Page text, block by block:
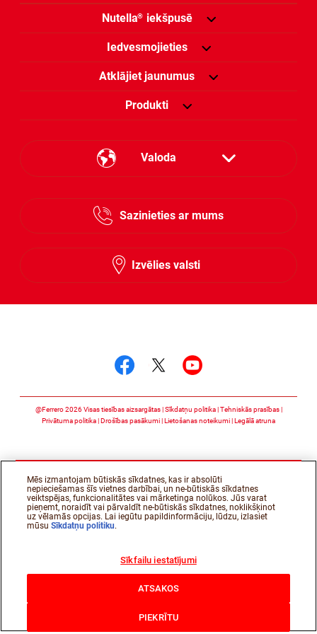
Nutella® iekšpusē
Iedvesmojieties
Atklājiet jaunumus
Produkti
Valoda
Estonian
Latvian
Sazinieties ar mums
Izvēlies valsti
@Ferrero 2026 Visas tiesības aizsargātas Sīkdatņu politika Tehniskās prasības
Privātuma politika Drošības pasākumi Lietošanas noteikumi Legālā atruna
Mēs izmantojam būtiskās sīkdatnes, kas ir absolūti
nepieciešamas šīs vietnes darbībai, un ne-būtiskās sīkdatnes
veiktspējas, funkcionalitātes vai mārketinga nolūkos. Jūs varat
pieņemt, noraidīt vai pārvaldīt ne-būtiskās sīkdatnes, noklikšķinot
uz vēlamās opcijas. Lai iegūtu papildinformāciju, lūdzu, izlasiet
mūsuSīkdatņu politiku.
Sīkfailu iestatījumi
ATSAKOS
PIEKRĪTU